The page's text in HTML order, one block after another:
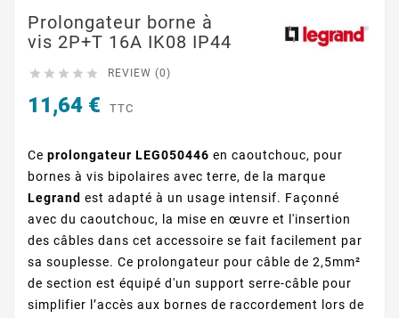
Prolongateur borne à
vis 2P+T 16A IK08 IP44
     REVIEW (0)
11,64 € TTC
Ce prolongateur LEG050446 en caoutchouc, pour
bornes à vis bipolaires avec terre, de la marque
Legrand est adapté à un usage intensif. Façonné
avec du caoutchouc, la mise en œuvre et l'insertion
des câbles dans cet accessoire se fait facilement par
sa souplesse. Ce prolongateur pour câble de 2,5mm²
de section est équipé d'un support serre-câble pour
simplifier l’accès aux bornes de raccordement lors de